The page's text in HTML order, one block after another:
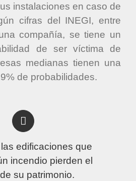
instalaciones en caso de
cifras del INEGI, entre
compañía, se tiene un
de ser víctima de
medianas tienen una
de probabilidades.
edificaciones que
incendio pierden el
su patrimonio.